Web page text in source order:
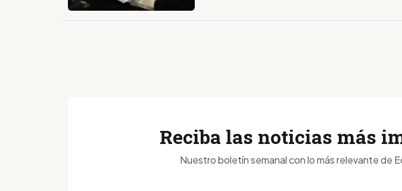
Reciba las noticias más
Nuestro boletín semanal con lo más relevante de